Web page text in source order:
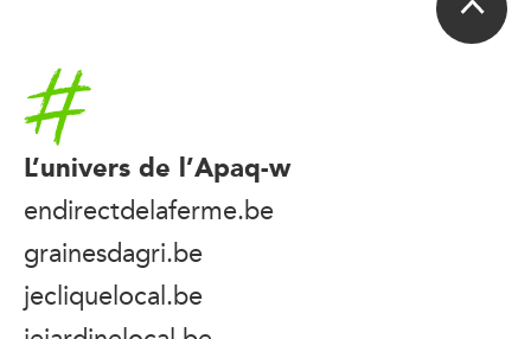
Accueil
L’univers de l’Apaq-w
endirectdelaferme.be
grainesdagri.be
jecliquelocal.be